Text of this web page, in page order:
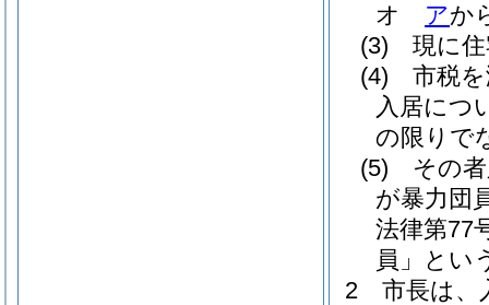
オ
アか
(3)
現に
(4)
市税
入居につ
の限りで
(5)
その
が暴力団
法律第77
員」とい
2
市長は、